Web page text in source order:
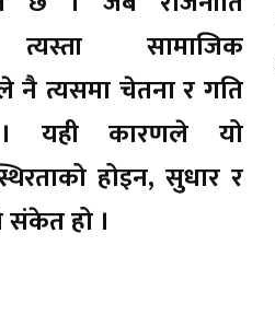
सामाजिक
त्यसमा चेतना र गति
। यही कारणले यो
होइन, सुधार र
संकेत हो ।